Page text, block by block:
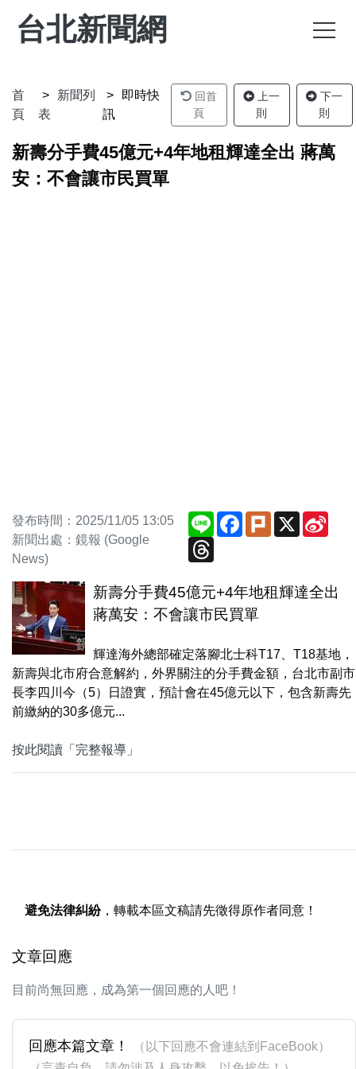
台北新聞網
首
頁
新聞列
表
即時快
訊
回首
頁
上一
則
下一
則
新壽分手費45億元+4年地租輝達全出 蔣萬
安：不會讓市民買單
發布時間：2025/11/05 13:05
新聞出處：鏡報 (Google
News)
Line Facebook
PlurkX
Sina
Threads
新壽分手費45億元+4年地租輝達全出
蔣萬安：不會讓市民買單
輝達海外總部確定落腳北士科T17、T18基地，
新壽與北市府合意解約，外界關注的分手費金額，台北市副市
長李四川今（5）日證實，預計會在45億元以下，包含新壽先
前繳納的30多億元...
按此閱讀「完整報導」
避免法律糾紛，轉載本區文稿請先徵得原作者同意！
文章回應
目前尚無回應，成為第一個回應的人吧！
回應本篇文章！
（以下回應不會連結到FaceBook）